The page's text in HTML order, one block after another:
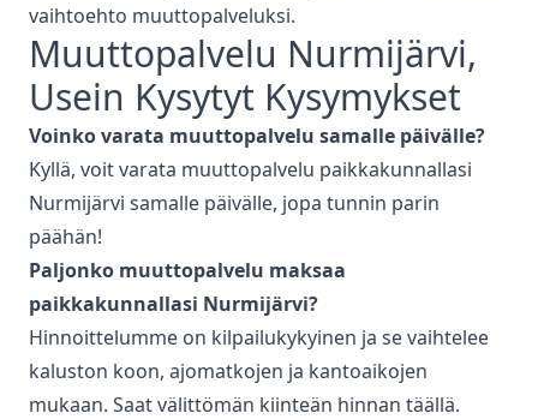
vaihtoehto muuttopalveluksi.
Muuttopalvelu Nurmijärvi,
Usein Kysytyt Kysymykset
Voinko varata muuttopalvelu samalle päivälle?
Kyllä, voit varata muuttopalvelu paikkakunnallasi
Nurmijärvi samalle päivälle, jopa tunnin parin
päähän!
Paljonko muuttopalvelu maksaa
paikkakunnallasi Nurmijärvi?
Hinnoittelumme on kilpailukykyinen ja se vaihtelee
kaluston koon, ajomatkojen ja kantoaikojen
mukaan. Saat välittömän kiinteän hinnan täällä.